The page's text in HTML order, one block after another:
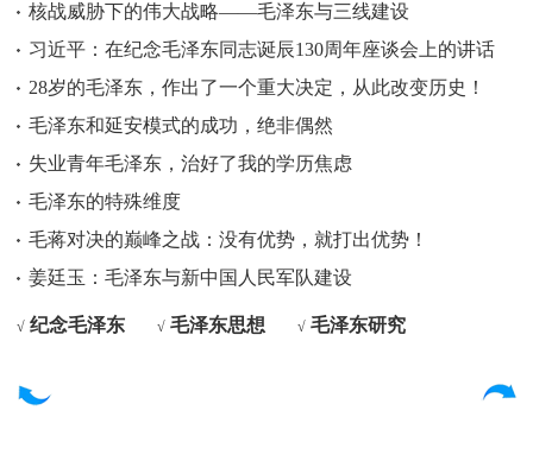
核战威胁下的伟大战略——毛泽东与三线建设
习近平：在纪念毛泽东同志诞辰130周年座谈会上的讲话
28岁的毛泽东，作出了一个重大决定，从此改变历史！
毛泽东和延安模式的成功，绝非偶然
失业青年毛泽东，治好了我的学历焦虑
毛泽东的特殊维度
毛蒋对决的巅峰之战：没有优势，就打出优势！
姜廷玉：毛泽东与新中国人民军队建设
√ 纪念毛泽东 √ 毛泽东思想 √ 毛泽东研究